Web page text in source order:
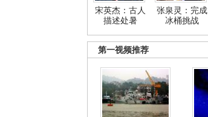
宋英杰：古人
描述处暑
张泉灵：完成
冰桶挑战
第一视频推荐